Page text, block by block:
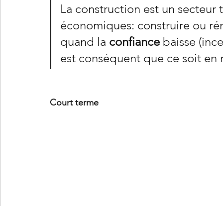
La construction est un secteur
économiques: construire ou
quand la confiance baisse
est conséquent que ce soit
Court terme